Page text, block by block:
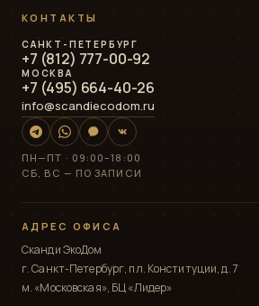
КОНТАКТЫ
САНКТ-ПЕТЕРБУРГ
+7 (812) 777-00-92
МОСКВА
+7 (495) 664-40-26
info@scandiecodom.ru
ПН—ПТ · 09:00–18:00
СБ, ВС — ПО ЗАПИСИ
АДРЕС ОФИСА
Сканди ЭкоДом
г. Санкт-Петербург, пл. Конституции, д. 7
м. «Московская», БЦ «Лидер»